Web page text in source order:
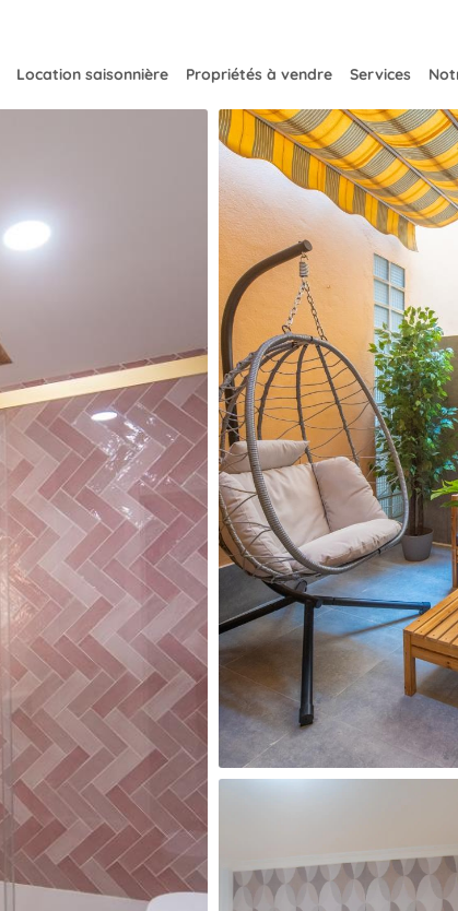
Location saisonnière Propriétés à vendre Services